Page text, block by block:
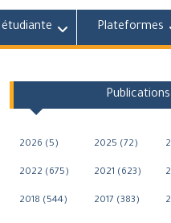
étudiante Plateformes
2026 (5) 2025 (72)
2022 (675) 2021 (623)
2018 (544) 2017 (383)